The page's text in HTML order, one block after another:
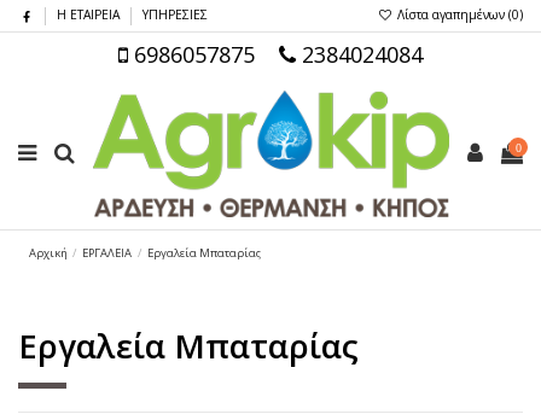
Η ΕΤΑΙΡΕΙΑ ΥΠΗΡΕΣΙΕΣ Λίστα αγαπημένων (0)
6986057875 2384024084
0
Αρχική ΕΡΓΑΛΕΙΑ Εργαλεία Μπαταρίας
Εργαλεία Μπαταρίας